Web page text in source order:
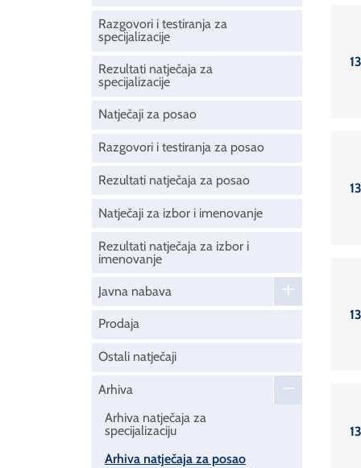
Razgovori i testiranja za
specijalizacije
Rezultati natječaja za
specijalizacije
Natječaji za posao
Razgovori i testiranja za posao
Rezultati natječaja za posao
Natječaji za izbor i imenovanje
Rezultati natječaja za izbor i
imenovanje
Javna nabava
Prodaja
Ostali natječaji
Arhiva
Arhiva natječaja za
specijalizaciju
Arhiva natječaja za posao